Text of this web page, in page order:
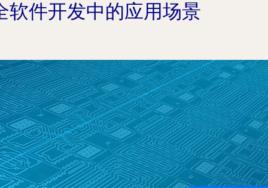
软件开发中的应用场景